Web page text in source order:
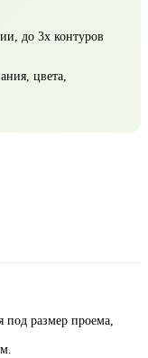
до 3х контуров
цвета,
под размер проема,